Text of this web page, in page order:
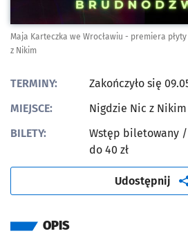
Maja Karteczka we Wrocławiu - premiera
z Nikim
TERMINY:
Zakończyło się
MIEJSCE:
Nigdzie Nic z Nikim
BILETY:
Wstęp biletowany
do 40 zł
Udostępnij
OPIS